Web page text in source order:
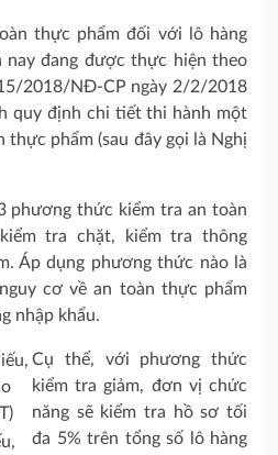
thực phẩm đối với lô hàng
nay đang được thực hiện theo
2018/NĐ-CP ngày 2/2/2018
quy định chi tiết thi hành một
thực phẩm (sau đây gọi là Nghị
phương thức kiểm tra an toàn
tra chặt, kiểm tra thông
Áp dụng phương thức nào là
cơ về an toàn thực phẩm
nhập khẩu.
Cụ thể, với phương thức
kiểm tra giảm, đơn vị chức
năng sẽ kiểm tra hồ sơ tối
đa 5% trên tổng số lô hàng